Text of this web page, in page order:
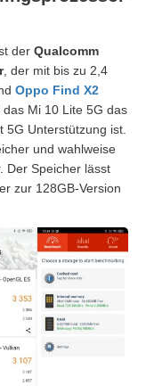
der Qualcomm
, der mit bis zu 2,4
Oppo Find X2
das Mi 10 Lite 5G das
Unterstützung ist.
und wahlweise
Der Speicher lässt
zur 128GB-Version